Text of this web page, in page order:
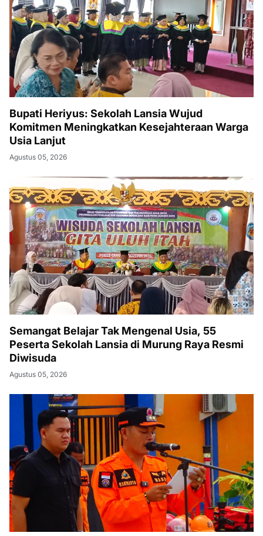
Bupati Heriyus: Sekolah Lansia Wujud
Komitmen Meningkatkan Kesejahteraan Warga
Usia Lanjut
Agustus 05, 2026
Semangat Belajar Tak Mengenal Usia, 55
Peserta Sekolah Lansia di Murung Raya Resmi
Diwisuda
Agustus 05, 2026